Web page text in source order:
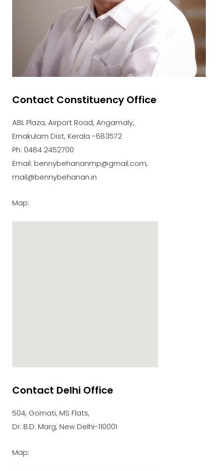
Contact Constituency Office
ABL Plaza, Airport Road, Angamaly,
Ernakulam Dist, Kerala -683572
Ph: 0484 2452700
Email: bennybehananmp@gmail.com,
mail@bennybehanan.in
Map:
Contact Delhi Office
504, Gomati, MS Flats,
Dr. B.D. Marg, New Delhi-110001
Map: